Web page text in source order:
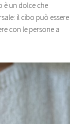
è un dolce che
il cibo può essere
con le persone a